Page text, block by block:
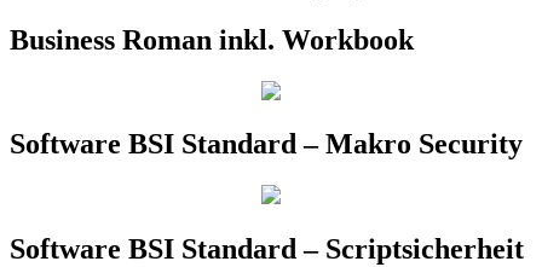
Business Roman inkl. Workbook
Software BSI Standard – Makro Security
Software BSI Standard – Scriptsicherheit